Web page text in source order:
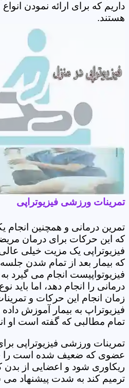
داریم که برای ارائه نمودن
هستند.
تمرینات ورزشی فیزیوتراپی
تمرین درمانی و همچنین
که این حرکات برای درمان
فیزیوتراپی یک مزیت خیلی
که بیمار بعد از تمام شدن
فیزیوتواپیست انجام می گیرد
درمانی را انجام دهد، اما باید
زمان انجام این حرکات و
فیزیوتراپ به بیمار آموزش
تمام مطالبی که گفته است او
تمرینات ورزشی فیزیوتراپی
عضوی که ضعیف شده است را
ریکاوری شود و اعضایی از
ترمیم کند به شدت پیشنهاد